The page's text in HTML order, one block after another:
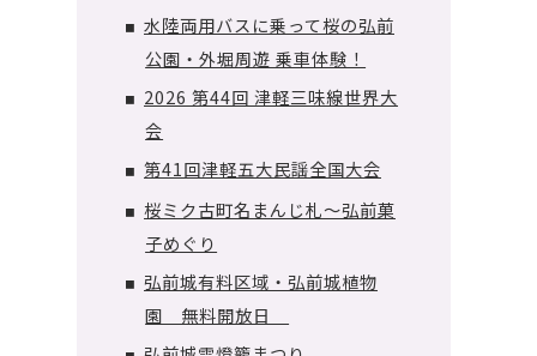
■
水陸両用バスに乗って桜の弘前
公園・外堀周遊 乗車体験！
■
2026 第44回 津軽三味線世界大
会
■ 第41回津軽五大民謡全国大会
■
桜ミク古町名まんじ札～弘前菓
子めぐり
■
弘前城有料区域・弘前城植物
園 無料開放日